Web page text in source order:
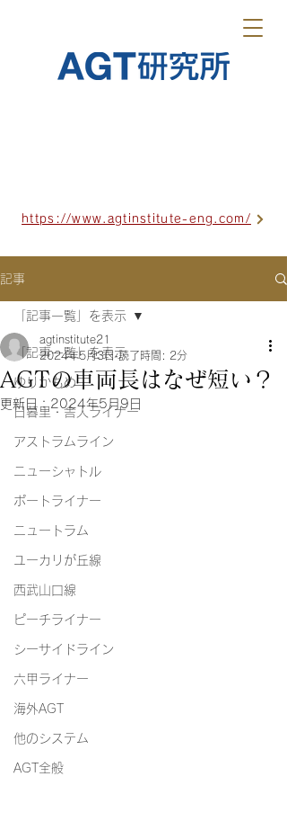
https://www.agtinstitute-eng.com/
記事
「記事一覧」を表示
ゆりかもめ
日暮里・舎人ライナー
アストラムライン
ニューシャトル
ポートライナー
ニュートラム
ユーカリが丘線
西武山口線
ピーチライナー
シーサイドライン
六甲ライナー
海外AGT
他のシステム
AGT全般
「記事一覧」を表示
AGTの車両長はなぜ短い？
agtinstitute21
2024年5月3日 読了時間: 2分
更新日：2024年5月9日